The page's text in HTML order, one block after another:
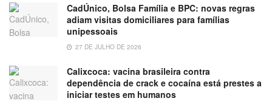
CadÚnico, Bolsa Família e BPC: novas regras
adiam visitas domiciliares para famílias
unipessoais
27 DE JULHO DE 2026
Calixcoca: vacina brasileira contra
dependência de crack e cocaína está prestes a
iniciar testes em humanos